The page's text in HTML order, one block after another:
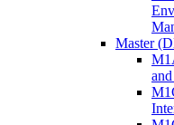
Master